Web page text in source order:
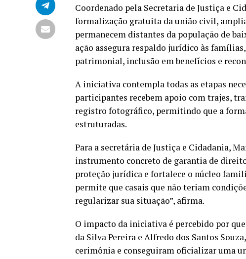
Coordenado pela Secretaria de Justiça e
formalização gratuita da união civil,
permanecem distantes da população de
ação assegura respaldo jurídico às
patrimonial, inclusão em benefícios e
A iniciativa contempla todas as etapas
participantes recebem apoio com trajes,
registro fotográfico, permitindo que a
estruturadas.
Para a secretária de Justiça e Cidadania,
instrumento concreto de garantia de
proteção jurídica e fortalece o núcleo
permite que casais que não teriam
regularizar sua situação”, afirma.
O impacto da iniciativa é percebido por
da Silva Pereira e Alfredo dos Santos
cerimônia e conseguiram oficializar uma